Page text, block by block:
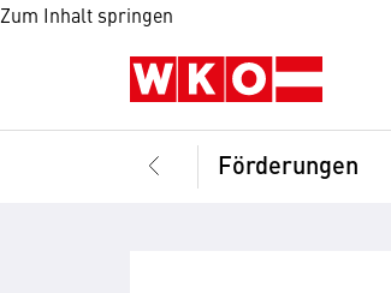
Zum Inhalt springen
Förderungen